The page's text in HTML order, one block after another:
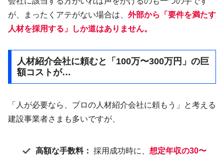
が、まったくアテがない場合は、 外部から「要件を満たす
人材を採用する」しか道はありません。
人材紹介会社に頼むと「100万〜300万円」の巨
額コストが…
「人が必要なら、プロの人材紹介会社に頼もう」と考える
建設事業者さまも多いですが、
高額な手数料： 採用成功時に、 想定年収の30〜